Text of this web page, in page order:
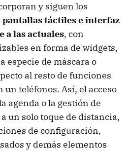
y siguen los
pantallas táctiles e interfaz
a las actuales, con
en forma de widgets,
especie de máscara o
al resto de funciones
un teléfonos. Así, el acceso
agenda o la gestión de
un solo toque de distancia,
de configuración,
y demás elementos